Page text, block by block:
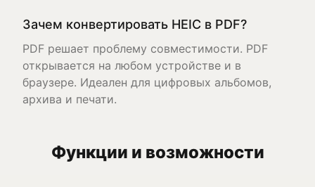
Зачем конвертировать HEIC в PDF?
PDF решает проблему совместимости. PDF
открывается на любом устройстве и в
браузере. Идеален для цифровых альбомов,
архива и печати.
Функции и возможности